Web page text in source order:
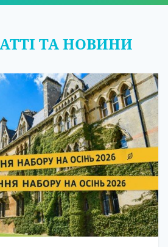
ТА НОВИНИ